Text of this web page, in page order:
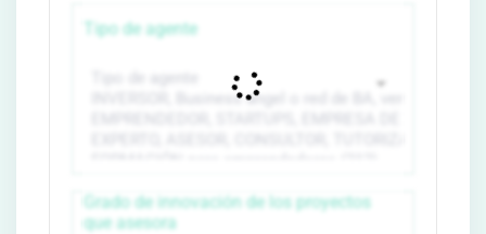
Tipo de agente
Grado de innovación de los proyectos
que asesora